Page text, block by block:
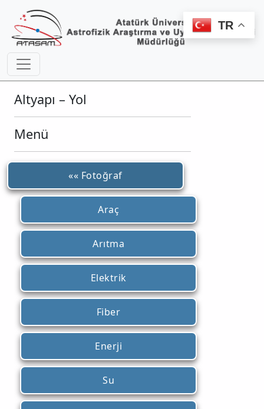
Altyapı – Yol
Menü
«« Fotoğraf
Araç
Arıtma
Elektrik
Fiber
Enerji
Su
TR